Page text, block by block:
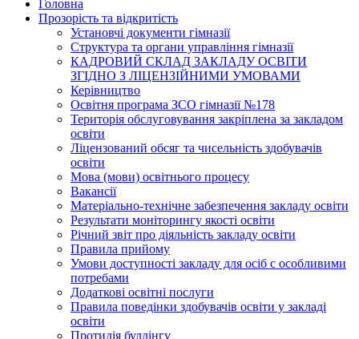
Головна
Прозорість та відкритість
Установчі документи гімназії
Структура та органи управління гімназії
КАДРОВИЙ СКЛАД ЗАКЛАДУ ОСВІТИ
ЗГІДНО З ЛІЦЕНЗІЙНИМИ УМОВАМИ
Керівництво
Освітня програма ЗСО гімназії №178
Територія обслуговування закріплена за закладом
освіти
Ліцензований обсяг та чисельність здобувачів
освіти
Мова (мови) освітнього процесу
Вакансії
Матеріально-технічне забезпечення закладу освіти
Результати моніторингу якості освіти
Річний звіт про діяльність закладу освіти
Правила прийому
Умови доступності закладу для осіб с особливими
потребами
Додаткові освітні послуги
Правила поведінки здобувачів освіти у закладі
освіти
Протидія буллінгу